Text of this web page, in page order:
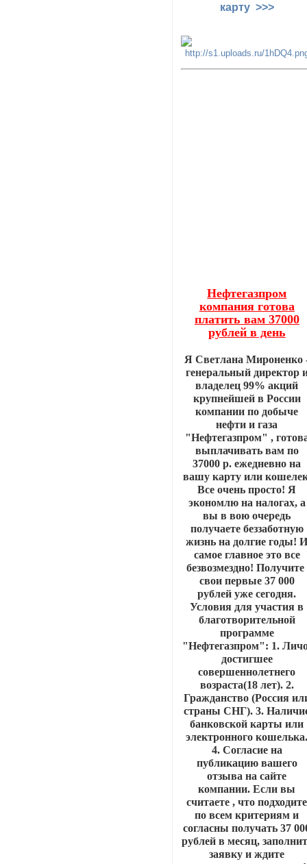
карту >>>
Нефтегазпром
компания готова
платить вам 37000
рублей в день
Я Светлана Мироненко
генеральный директор
владелец 99% акций
крупнейшей в России
компании по добыче
нефти и газа
"Нефтегазпром" ,
выплачивать вам по
37000 р. ежедневно на
вашу карту или
Все очень просто! Я
экономлю на налогах, а
вы в вою очередь
получаете беззаботную
жизнь на долгие годы!
самое главное это все
безвозмездно! Получите
свои первые 37 000
рублей уже сегодня.
Условия для участия в
благотворительной
программе
"Нефтегазпром": 1.
достигшее
совершеннолетнего
возраста(18 лет). 2.
Гражданство (Россия
страны СНГ). 3.
банковской карты или
электронного
4. Согласие на
публикацию вашего
отзыва на сайте
компании. Если вы
считаете , что подходите
по всем критериям и
согласны получать 37
рублей в месяц,
заявку и ждите